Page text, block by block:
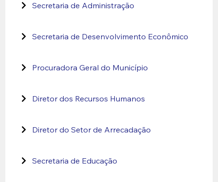
Secretaria de Administração
Secretaria de Desenvolvimento Econômico
Procuradora Geral do Município
Diretor dos Recursos Humanos
Diretor do Setor de Arrecadação
Secretaria de Educação